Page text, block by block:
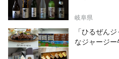
岐阜県
「ひるぜん
なジャージ